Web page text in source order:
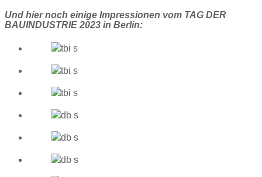
Und hier noch einige Impressionen vom TAG DER
BAUINDUSTRIE 2023 in Berlin: